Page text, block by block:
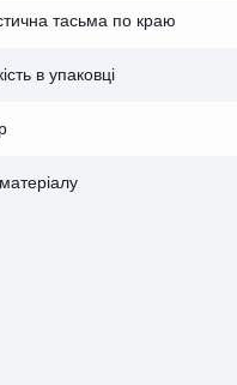
тасьма по краю
в упаковці